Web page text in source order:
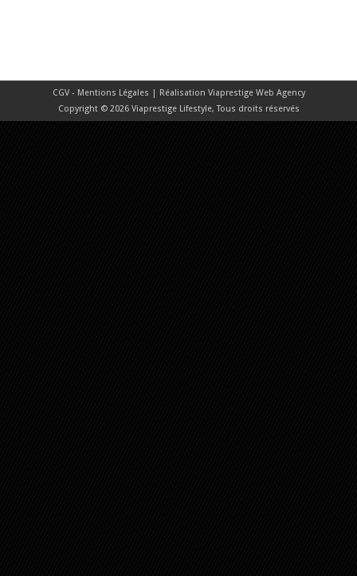
CGV - Mentions Légales | Réalisation Viaprestige Web Agency
Copyright © 2026 Viaprestige Lifestyle, Tous droits réservés